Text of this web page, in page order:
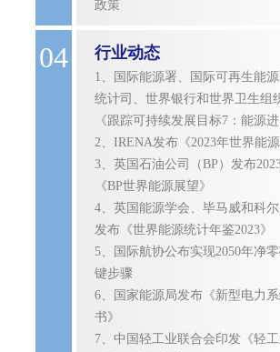
政策
04 行业动态
1、国际能源署、国际可再生能
统计司、世界银行和世界卫生组
《跟踪可持续发展目标7：能源进
2、IRENA发布《2023年世界能源
3、英国石油公司（BP）发布
《BP世界能源展望》
4、英国能源学会、毕马威和科
发布《世界能源统计年鉴2023》
5、国际航协公布实现2050年净
键步骤
6、国家能源局发布《新型电力
书》
7、中国轻工业联合会印发《轻